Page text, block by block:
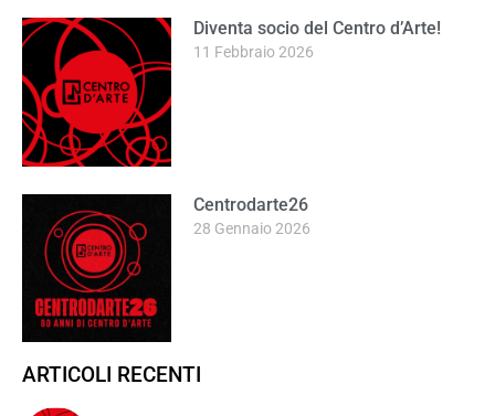
Diventa socio del Centro d’Arte!
11 Febbraio 2026
Centrodarte26
28 Gennaio 2026
ARTICOLI RECENTI